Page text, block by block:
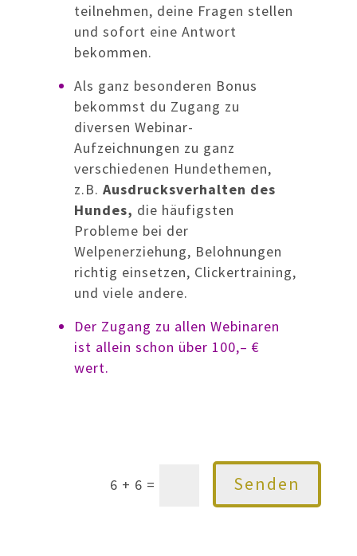
teilnehmen, deine Fragen stellen
und sofort eine Antwort
bekommen.
Als ganz besonderen Bonus
bekommst du Zugang zu
diversen Webinar-
Aufzeichnungen zu ganz
verschiedenen Hundethemen,
z.B. Ausdrucksverhalten des
Hundes, die häufigsten
Probleme bei der
Welpenerziehung, Belohnungen
richtig einsetzen, Clickertraining,
und viele andere.
Der Zugang zu allen Webinaren
ist allein schon über 100,– €
wert.
6 + 6 = Senden